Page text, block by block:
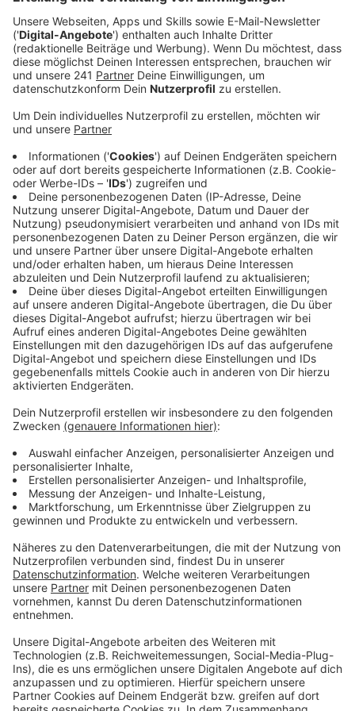
und gezielt helfen zu können, bittet die Verwaltung
dringend darum, dass die Geflüchteten sich
melden.
Veröffentlicht:Donnerstag, 03.03.2022 06:15
Anzeige
Das Ganze soll keine bürokratische Schikane sein,
betont eine Sprecherin der Stadt – aber wir brauchen
Überblick über die Hilfen, die benötigt werden. Wie
Ministerpräsident Wüst am Mittwoch bekannt
gegeben hat, tritt Donnerstag eine so genannte
Massenzustromrichtlinie in Kraft – die bringt mit sich,
dass Betroffene ohne Asylverfahren 180 Tage lang
visumfrei bei uns bleiben können. Auch an einer
Organisation von Wohnunterkünften wird aktuell
gearbeitet. Zudem sucht die Stadt dringend
Dolmetscher mit ukrainischen Sprachkenntnissen und
Ärzte, die auf freiwilliger Basis kleinere Wunden von
Wer Hilfe anbieten oder sich als Geflüchteter
registrieren lassen möchte, kann sichunter dieser
Emailadressemelden.
Benötigt werden von Geflüchteten folgende Angaben:
-Geburtsdatum, Geburtsort
- Geschlecht
von…; Tochter/Sohn… von etc.)
-Datum der Einreise